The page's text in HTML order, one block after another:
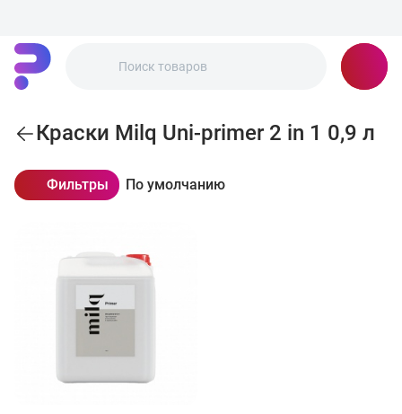
Краски Milq Uni-primer 2 in 1 0,9 л
Фильтры По умолчанию